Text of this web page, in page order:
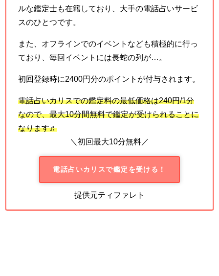
ルな鑑定士も在籍しており、大手の電話占いサービ
スのひとつです。
また、オフラインでのイベントなども積極的に行っ
ており、毎回イベントには長蛇の列が…。
初回登録時に2400円分のポイントが付与されます。
電話占いカリスでの鑑定料の最低価格は240円/1分
なので、最大10分間無料で鑑定が受けられることに
なります♬
＼初回最大10分無料／
電話占いカリスで鑑定を受ける！
提供元ティファレト